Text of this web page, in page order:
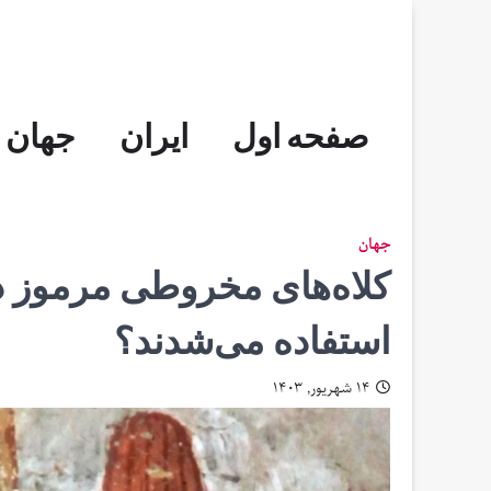
صفحه اول ایران جهان
جهان
کلاه‌های مخروطی مرموز
استفاده می‌شدند؟
۱۴ شهریور, ۱۴۰۳